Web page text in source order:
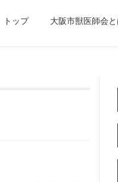
トップ 大阪市獣医師会と